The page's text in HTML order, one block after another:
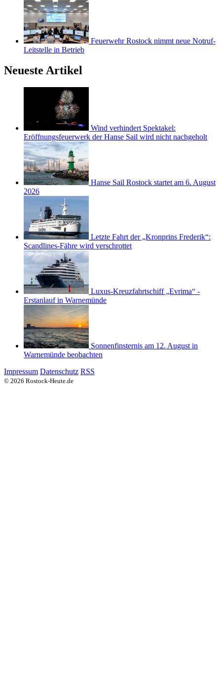
Feuerwehr Rostock nimmt neue Notruf-
Leitstelle in Betrieb
Neueste Artikel
Wind verhindert Spektakel:
Eröffnungsfeuerwerk der Hanse Sail wird nicht nachgeholt
Hanse Sail Rostock startet am 6. August
2026
Letzte Fahrt der „Kronprins Frederik“:
Scandlines-Fähre wird verschrottet
Luxus-Kreuzfahrtschiff „Evrima“ -
Erstanlauf in Warnemünde
Sonnenfinsternis am 12. August in
Warnemünde beobachten
Impressum Datenschutz RSS
© 2026 Rostock-Heute.de